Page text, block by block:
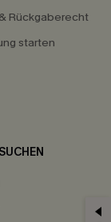
Rückgaberecht
starten